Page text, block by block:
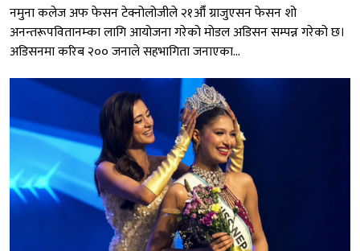
नमुना कलेज अफ फेसन टेक्नोलोजीले २१औँ ग्राजुएसन फेसन शो
अनन्तरूपवितानम्का लागि आयोजना गरेको मोडल अडिसन सम्पन्न गरेको छ।
अडिसनमा करिब २०० जनाले सहभागिता जनाएका...